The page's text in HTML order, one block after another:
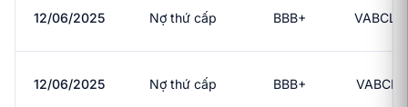
12/06/2025 Nợ thứ cấp BBB+
12/06/2025 Nợ thứ cấp BBB+